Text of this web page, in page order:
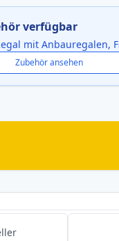
verfügbar
mit Anbauregalen,
Zubehör ansehen